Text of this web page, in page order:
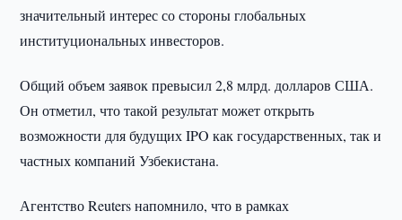
значительный интерес со стороны глобальных
институциональных инвесторов.
Общий объем заявок превысил 2,8 млрд. долларов США.
Он отметил, что такой результат может открыть
возможности для будущих IPO как государственных, так и
частных компаний Узбекистана.
Агентство Reuters напомнило, что в рамках